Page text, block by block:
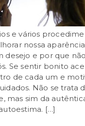
e vários
nossa
desejo e por que
Se sentir bonito
de cada um e
Não se trata
mas sim da
[…]